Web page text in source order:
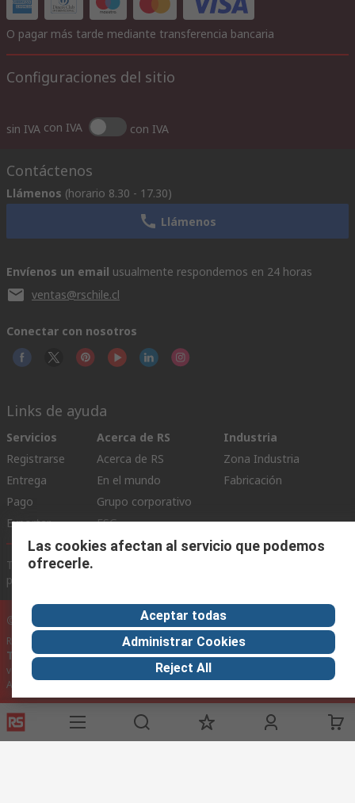
O pagar más tarde mediante transferencia bancaria
Configuraciones del sitio
sin IVA con IVA con IVA
Contáctenos
Llámenos (horario 8.30 - 17.30)
Llámenos
Envíenos un email usualmente respondemos en 24 horas
ventas@rschile.cl
Conectar con nosotros
Links de ayuda
Servicios
Registrarse
Entrega
Pago
Exportar
Acerca de RS
Acerca de RS
En el mundo
Grupo corporativo
ESG
Industria
Zona Industria
Fabricación
Términos del sitio
privacidad
©RS Group Ltd. 2020
RS Group Ltda.
Teléfonos+56950121474 / +56999183167
ventas@rschile.cl
Ayuda
Este sitio web ha sido desarrollado por Catalogue solutions Ltd
bajo licencia por RS Group Ltd
Las cookies afectan al servicio que podemos
ofrecerle.
Aceptar todas
Administrar Cookies
Reject All